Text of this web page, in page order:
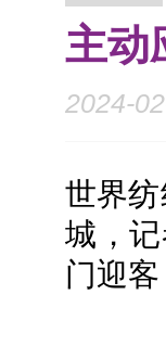
主动
2024-
世界
城，
门迎